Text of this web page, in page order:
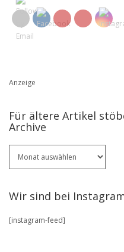
Anzeige
Für ältere Artikel
Archive
ältere
in
BLOG
Wir sind bei
[instagram-feed]